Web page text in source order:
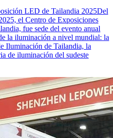
LED de Tailandia 2025Del
el Centro de Exposiciones
fue sede del evento anual
la iluminación a nivel mundial: la
Iluminación de Tailandia, la
de iluminación del sudeste